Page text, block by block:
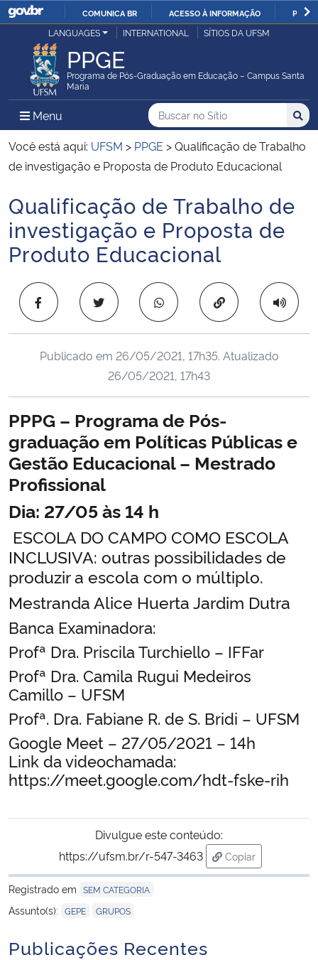
IR
O
COMUNICA BR ACESSO À INFORMAÇÃO
Ministério da Justiça e Segurança Pública
Ministério da Defesa
Ministério das Relações Exteriores
Ministério da Infraestrutura
Ministério da Agricultura, Pecuária e Abastecimento
Ministério da Educação
Ministério da Ciência, Tecnologia, Inovações e Comunicações
Ministério do Meio Ambiente
Ministério do Turismo
Ministério do Desenvolvimento Regional
Ministério da Mulher, da Família e dos Direitos Humanos
Secretaria-Geral
Gabinete de Segurança Institucional
Advocacia-Geral da União
Banco Central do Brasil
LANGUAGES INTERNATIONAL SÍTIOS DA UFSM
PPGE
Programa de Pós-Graduação em Educação – Campus Santa
Maria
Menu Menu Principal do Sítio
Busca
Buscar no no Sítio
Busca:
Você está aqui: UFSM > PPGE >Qualificação de Trabalho
de investigação e Proposta de Produto Educacional
Início do conteúdo
Qualificação de Trabalho de
investigação e Proposta de
Produto Educacional
Copiar para área
Publicado em 26/05/2021, 17h35. Atualizado
26/05/2021, 17h43
PPPG – Programa de Pós-
graduação em Políticas Públicas e
Gestão Educacional – Mestrado
Profissional
Dia: 27/05 às 14 h
ESCOLA DO CAMPO COMO ESCOLA
INCLUSIVA: outras possibilidades de
produzir a escola com o múltiplo.
Mestranda Alice Huerta Jardim Dutra
Banca Examinadora:
Profª Dra. Priscila Turchiello – IFFar
Profª Dra. Camila Rugui Medeiros
Camillo – UFSM
Profª. Dra. Fabiane R. de S. Bridi – UFSM
Google Meet – 27/05/2021 – 14h
Link da videochamada:
https://meet.google.com/hdt-fske-rih
Divulgue este conteúdo:
https://ufsm.br/r-547-3463
Copiar
para área de
Registrado em SEM CATEGORIA
Assunto(s): GEPE GRUPOS
Publicações Recentes